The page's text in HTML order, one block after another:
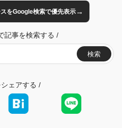
をGoogle検索で優先表示→
記事を検索する /
検索
ェアする /